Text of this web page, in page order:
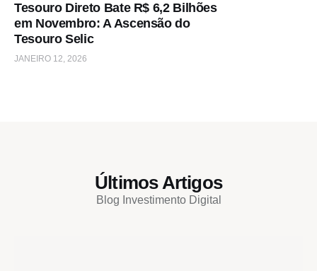
Tesouro Direto Bate R$ 6,2 Bilhões
em Novembro: A Ascensão do
Tesouro Selic
JANEIRO 12, 2026
Últimos Artigos
Blog Investimento Digital